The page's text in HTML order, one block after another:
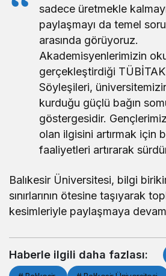
sadece üretmekle
paylaşmayı da temel
arasında görüyoruz.
Akademisyenlerimizin
gerçekleştirdiği
Söyleşileri,
kurduğu güçlü bağın
göstergesidir.
olan ilgisini artırmak için
faaliyetleri artırarak
Balıkesir Üniversitesi, bilgi
sınırlarının ötesine taşıyarak
kesimleriyle paylaşmaya
Haberle ilgili daha fazlası: